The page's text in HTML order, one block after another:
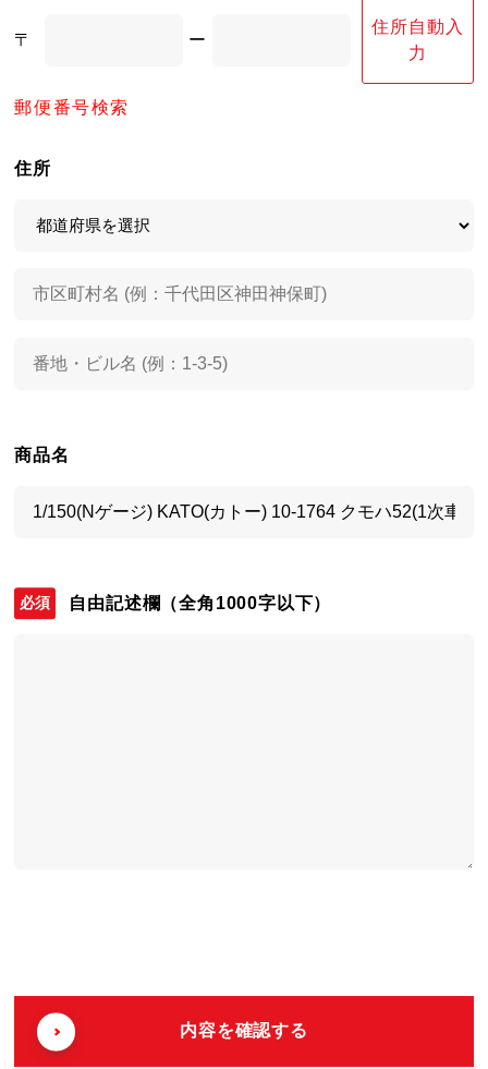
〒 ー
住所自動入
力
郵便番号検索
住所
商品名
自由記述欄 （全角1000字以下）